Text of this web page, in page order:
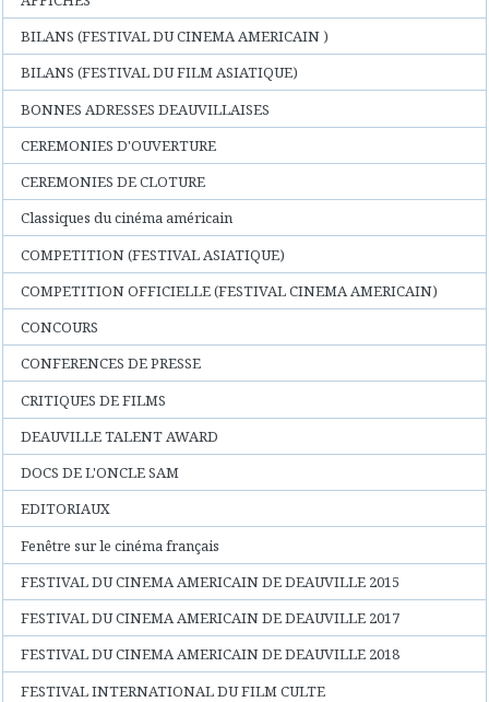
BILANS (FESTIVAL DU CINEMA AMERICAIN )
BILANS (FESTIVAL DU FILM ASIATIQUE)
BONNES ADRESSES DEAUVILLAISES
CEREMONIES D'OUVERTURE
CEREMONIES DE CLOTURE
Classiques du cinéma américain
COMPETITION (FESTIVAL ASIATIQUE)
COMPETITION OFFICIELLE (FESTIVAL CINEMA AMERICAIN)
CONCOURS
CONFERENCES DE PRESSE
CRITIQUES DE FILMS
DEAUVILLE TALENT AWARD
DOCS DE L'ONCLE SAM
EDITORIAUX
Fenêtre sur le cinéma français
FESTIVAL DU CINEMA AMERICAIN DE DEAUVILLE 2015
FESTIVAL DU CINEMA AMERICAIN DE DEAUVILLE 2017
FESTIVAL DU CINEMA AMERICAIN DE DEAUVILLE 2018
FESTIVAL INTERNATIONAL DU FILM CULTE